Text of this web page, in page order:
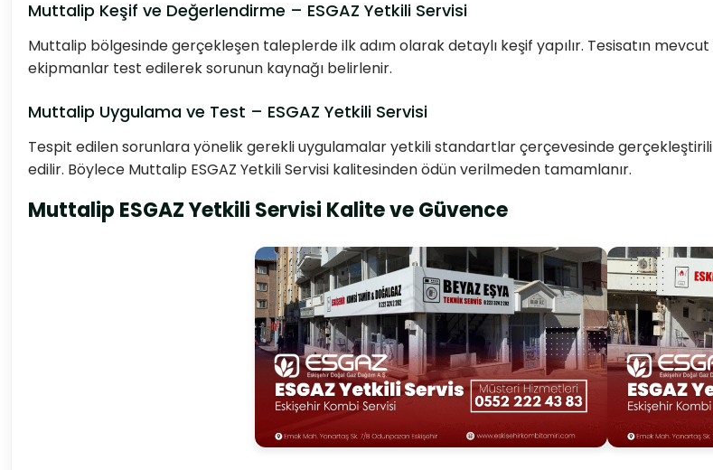
Muttalip Keşif ve Değerlendirme – ESGAZ Yetkili Servisi
Muttalip bölgesinde gerçekleşen taleplerde ilk adım olarak detaylı keşif yapılır. Tesisatın
ekipmanlar test edilerek sorunun kaynağı belirlenir.
Muttalip Uygulama ve Test – ESGAZ Yetkili Servisi
Tespit edilen sorunlara yönelik gerekli uygulamalar yetkili standartlar çerçevesinde
edilir. Böylece Muttalip ESGAZ Yetkili Servisi kalitesinden ödün verilmeden tamamlanır.
Muttalip ESGAZ Yetkili Servisi Kalite ve Güvence